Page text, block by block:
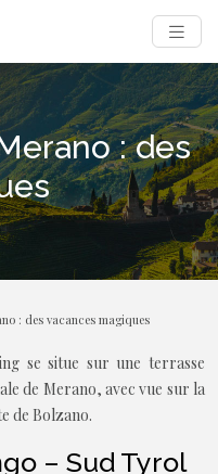
: des
: des vacances magiques
se situe sur une terrasse
de Merano, avec vue sur la
de Bolzano.
– Sud Tyrol